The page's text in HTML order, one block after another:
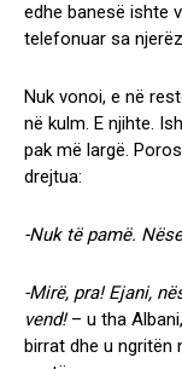
edhe banesë ishte
telefonuar sa
Nuk vonoi, e në
në kulm. E njihte.
pak më largë.
drejtua:
-Nuk të pamë.
-Mirë, pra! Ejani,
vend!– u tha
birrat dhe u ngritën